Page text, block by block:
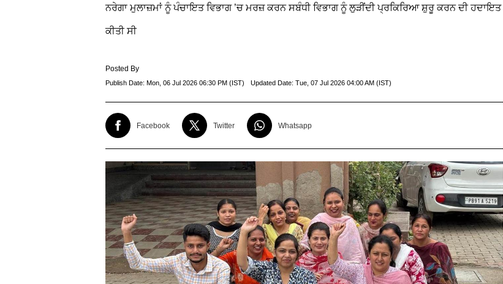
ਨਰੇਗਾ ਮੁਲਾਜ਼ਮਾਂ ਨੂੰ ਪੰਚਾਇਤ ਵਿਭਾਗ ’ਚ ਮਰਜ਼ ਕਰਨ ਸਬੰਧੀ ਵਿਭਾਗ ਨੂੰ ਲੁੜੀਂਦੀ ਪ੍ਰਕਿਰਿਆ ਸ਼ੁਰੂ ਕਰਨ ਦੀ ਹਦਾਇਤ
ਕੀਤੀ ਸੀ
Posted By
Publish Date: Mon, 06 Jul 2026 06:30 PM (IST) Updated Date: Tue, 07 Jul 2026 04:00 AM (IST)
Facebook Twitter Whatsapp